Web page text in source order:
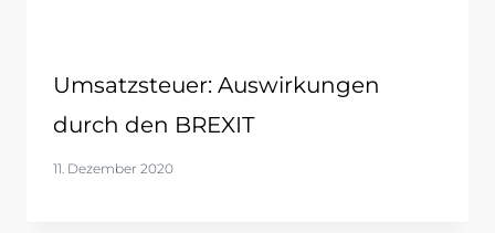
Umsatzsteuer: Auswirkungen
durch den BREXIT
11. Dezember 2020